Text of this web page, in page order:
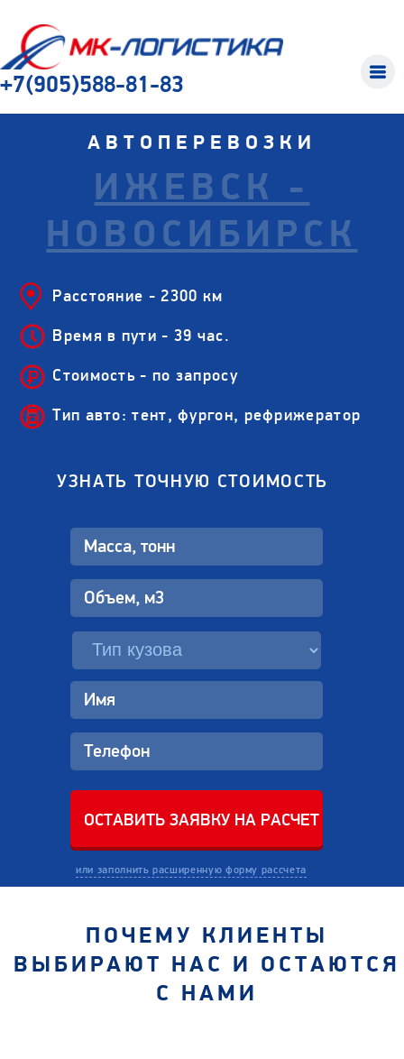
+7(905)588-81-83
АВТОПЕРЕВОЗКИ
ИЖЕВСК -
НОВОСИБИРСК
Расстояние - 2300 км
Время в пути - 39 час.
Стоимость - по запросу
Тип авто: тент, фургон, рефрижератор
УЗНАТЬ ТОЧНУЮ СТОИМОСТЬ
или заполнить расширенную форму рассчета
ПОЧЕМУ КЛИЕНТЫ
ВЫБИРАЮТ НАС И ОСТАЮТСЯ
С НАМИ